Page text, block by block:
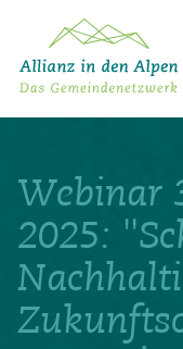
Projekte
Aktuelles
Alpine Kooperationen
Termine
DeutschItaliano Français
Webinar
2025: